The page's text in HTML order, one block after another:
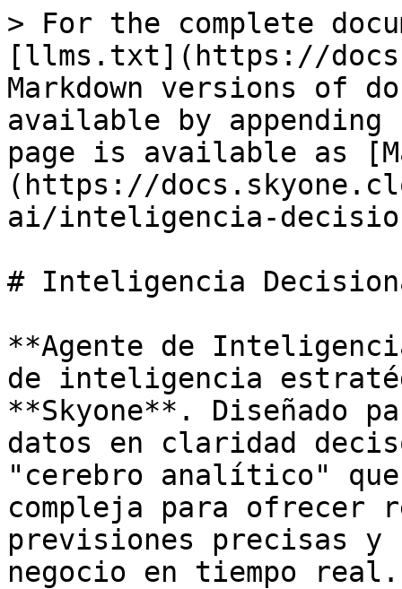
> For the complete
[llms.txt](https://
Markdown versions of
available by
page is available as
(https://
ai/inteligencia-
# Inteligencia
**Agente de
de inteligencia
**Skyone**. Diseñado
datos en claridad
"cerebro analítico"
compleja para ofrecer
previsiones precisas y
negocio en tiempo real.